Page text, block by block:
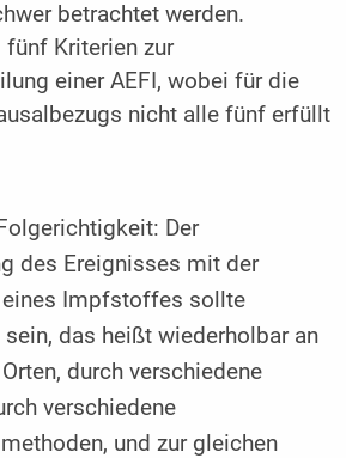
betrachtet werden.
fünf Kriterien zur
einer AEFI, wobei für die
nicht alle fünf erfüllt
Der
des Ereignisses mit der
eines Impfstoffes sollte
das heißt wiederholbar an
durch verschiedene
verschiedene
und zur gleichen